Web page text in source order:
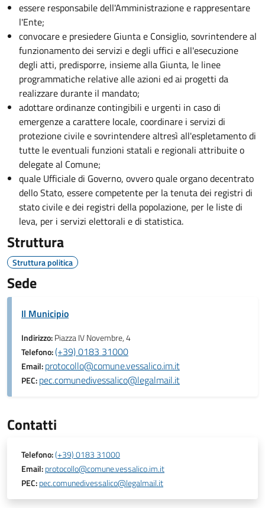
essere responsabile dell'Amministrazione e rappresentare
l'Ente;
convocare e presiedere Giunta e Consiglio, sovrintendere al
funzionamento dei servizi e degli uffici e all'esecuzione
degli atti, predisporre, insieme alla Giunta, le linee
programmatiche relative alle azioni ed ai progetti da
realizzare durante il mandato;
adottare ordinanze contingibili e urgenti in caso di
emergenze a carattere locale, coordinare i servizi di
protezione civile e sovrintendere altresì all'espletamento di
tutte le eventuali funzioni statali e regionali attribuite o
delegate al Comune;
quale Ufficiale di Governo, ovvero quale organo decentrato
dello Stato, essere competente per la tenuta dei registri di
stato civile e dei registri della popolazione, per le liste di
leva, per i servizi elettorali e di statistica.
Struttura
Struttura politica
Sede
Il Municipio
Indirizzo:Piazza IV Novembre, 4
Telefono:(+39) 0183 31000
Email:protocollo@comune.vessalico.im.it
PEC:pec.comunedivessalico@legalmail.it
Contatti
Telefono:(+39) 0183 31000
Email:protocollo@comune.vessalico.im.it
PEC:pec.comunedivessalico@legalmail.it